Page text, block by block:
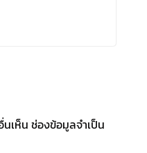
เห็น ช่องข้อมูลจำเป็น